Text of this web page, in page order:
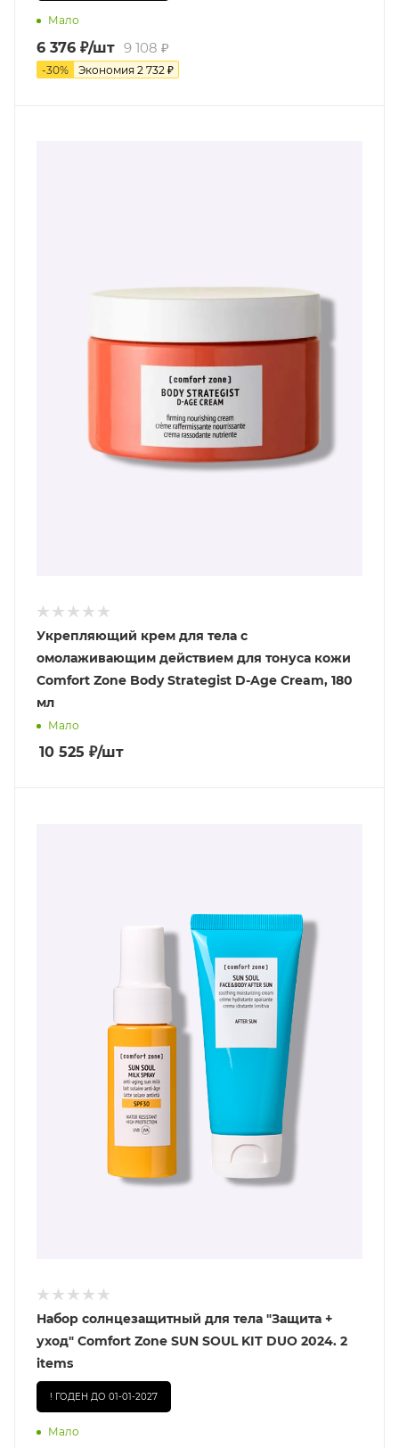
Мало
6 376 ₽/шт 9 108 ₽
-30% Экономия 2 732 ₽
Укрепляющий крем для тела с
омолаживающим действием для тонуса кожи
Comfort Zone Body Strategist D-Age Cream, 180
мл
Мало
10 525 ₽/шт
Набор солнцезащитный для тела "Защита +
уход" Comfort Zone SUN SOUL KIT DUO 2024. 2
items
! ГОДЕН ДО 01-01-2027
Мало